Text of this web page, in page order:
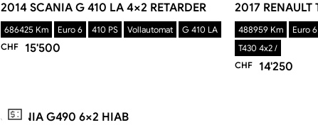
2014 SCANIA G 410 LA 4×2 RETARDER
686425 Km Euro 6 410 PS Vollautomat
G 410 LA
CHF
15'500
2017
488959 Km Euro 6
T430 4x2 /
CHF
14'250
SCANIA G490 6×2 HIAB